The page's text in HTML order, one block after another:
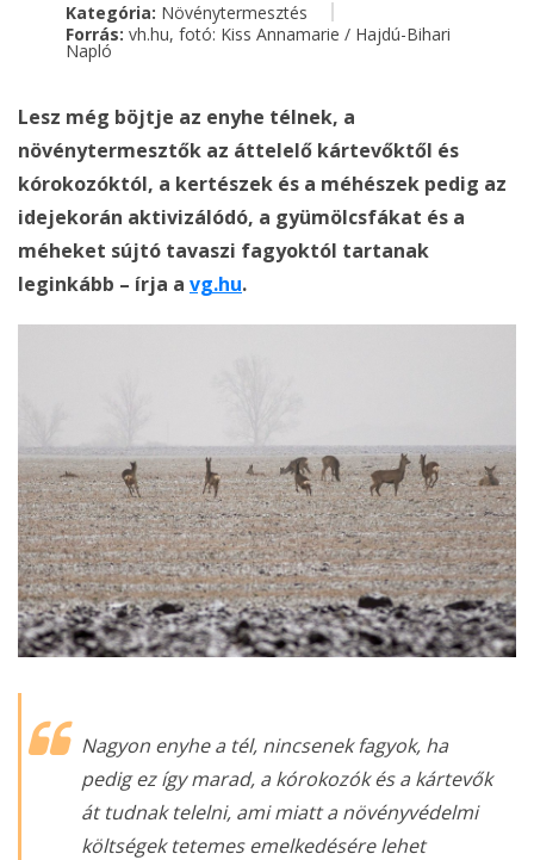
Kategória: Növénytermesztés
Forrás: vh.hu, fotó: Kiss Annamarie / Hajdú-Bihari
Napló
Lesz még böjtje az enyhe télnek, a
növénytermesztők az áttelelő kártevőktől és
kórokozóktól, a kertészek és a méhészek pedig az
idejekorán aktivizálódó, a gyümölcsfákat és a
méheket sújtó tavaszi fagyoktól tartanak
leginkább – írja a vg.hu.
Nagyon enyhe a tél, nincsenek fagyok, ha
pedig ez így marad, a kórokozók és a kártevők
át tudnak telelni, ami miatt a növényvédelmi
költségek tetemes emelkedésére lehet